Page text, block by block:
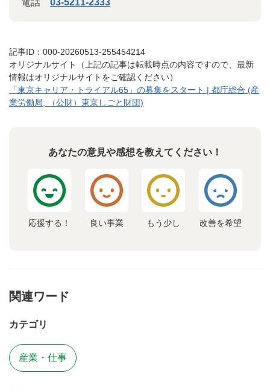
電話 03-5211-2333
記事ID：000-20260513-255454214
オリジナルサイト（上記の記事は転載時点の内容ですので、最新
情報はオリジナルサイトをご確認ください）
「東京キャリア・トライアル65」の募集をスタート | 都庁総合 (産
業労働局, （公財）東京しごと財団)
あなたの意見や感想を教えてください！
応援する！ 良い事業 もう少し 改善を希望
関連ワード
カテゴリ
産業・仕事